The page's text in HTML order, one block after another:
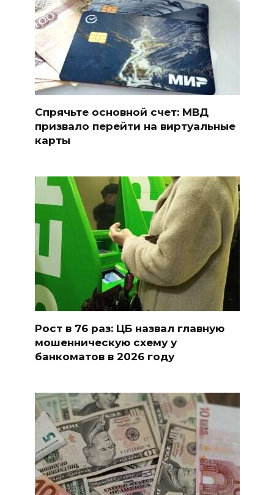
Спрячьте основной счет: МВД
призвало перейти на виртуальные
карты
Рост в 76 раз: ЦБ назвал главную
мошенническую схему у
банкоматов в 2026 году